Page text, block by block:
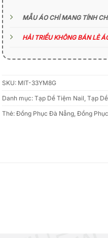
MẪU ÁO CHỈ MANG TÍNH
HẢI TRIỀU KHÔNG BÁN LẺ
SKU: MIT-33YM8G
Danh mục: Tạp Dề Tiệm Nail, Tạp
Thẻ: Đồng Phục Đà Nẵng, Đồng